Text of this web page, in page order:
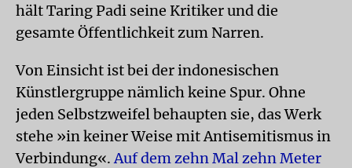
hält Taring Padi seine Kritiker und die
gesamte Öffentlichkeit zum Narren.
Von Einsicht ist bei der indonesischen
Künstlergruppe nämlich keine Spur. Ohne
jeden Selbstzweifel behaupten sie, das Werk
stehe »in keiner Weise mit Antisemitismus in
Verbindung«. Auf dem zehn Mal zehn Meter